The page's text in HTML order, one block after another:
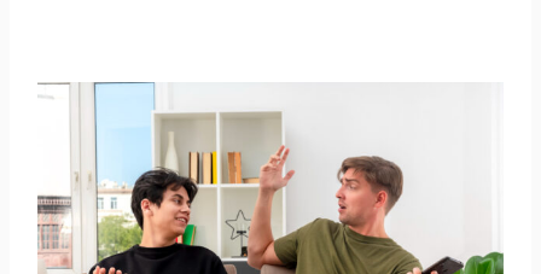
你
天
高
手，